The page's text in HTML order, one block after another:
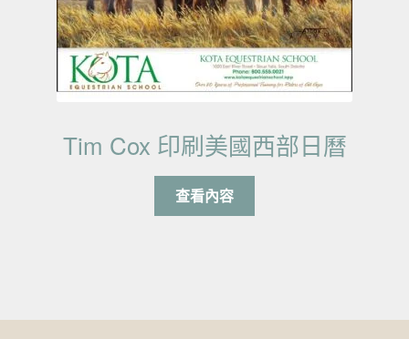
Tim Cox 印刷美國西部日曆
查看內容